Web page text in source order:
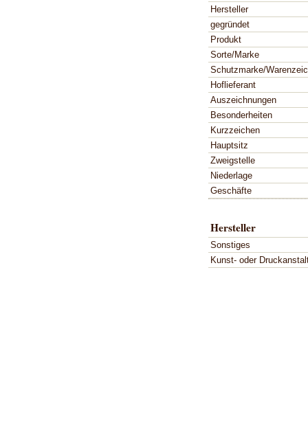
Hersteller
gegründet
Produkt
Sorte/Marke
Schutzmarke/
Hoflieferant
Auszeichnungen
Besonderheiten
Kurzzeichen
Hauptsitz
Zweigstelle
Niederlage
Geschäfte
Hersteller
Sonstiges
Kunst- oder